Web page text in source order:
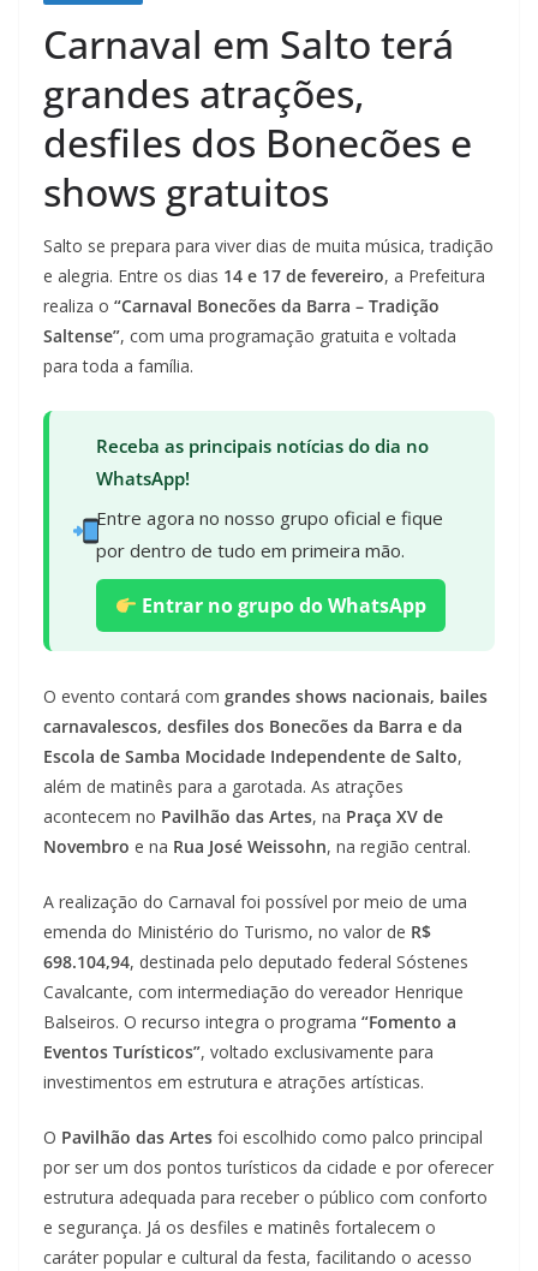
Carnaval em Salto terá
grandes atrações,
desfiles dos Bonecões e
shows gratuitos
Salto se prepara para viver dias de muita música, tradição
e alegria. Entre os dias 14 e 17 de fevereiro, a Prefeitura
realiza o “Carnaval Bonecões da Barra – Tradição
Saltense”, com uma programação gratuita e voltada
para toda a família.
Receba as principais notícias do dia no
WhatsApp!
Entre agora no nosso grupo oficial e fique
por dentro de tudo em primeira mão.
Entrar no grupo do WhatsApp
O evento contará com grandes shows nacionais, bailes
carnavalescos, desfiles dos Bonecões da Barra e da
Escola de Samba Mocidade Independente de Salto,
além de matinês para a garotada. As atrações
acontecem no Pavilhão das Artes, na Praça XV de
Novembro e na Rua José Weissohn, na região central.
A realização do Carnaval foi possível por meio de uma
emenda do Ministério do Turismo, no valor de R$
698.104,94, destinada pelo deputado federal Sóstenes
Cavalcante, com intermediação do vereador Henrique
Balseiros. O recurso integra o programa “Fomento a
Eventos Turísticos”, voltado exclusivamente para
investimentos em estrutura e atrações artísticas.
O Pavilhão das Artes foi escolhido como palco principal
por ser um dos pontos turísticos da cidade e por oferecer
estrutura adequada para receber o público com conforto
e segurança. Já os desfiles e matinês fortalecem o
caráter popular e cultural da festa, facilitando o acesso